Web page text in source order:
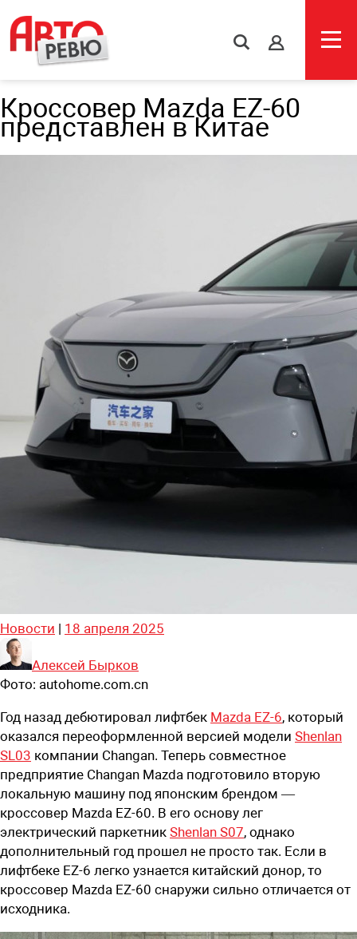
s
Кроссовер Mazda EZ-60
представлен в Китае
Новости | 18 апреля 2025
Алексей Бырков
Фото: autohome.com.cn
Год назад дебютировал лифтбек Mazda EZ-6, который
оказался переоформленной версией модели Shenlan
SL03 компании Changan. Теперь совместное
предприятие Changan Mazda подготовило вторую
локальную машину под японским брендом —
кроссовер Mazda EZ-60. В его основу лег
электрический паркетник Shenlan S07, однако
дополнительный год прошел не просто так. Если в
лифтбеке EZ-6 легко узнается китайский донор, то
кроссовер Mazda EZ-60 снаружи сильно отличается от
исходника.